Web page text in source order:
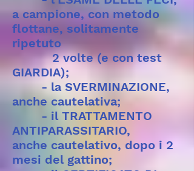
a campione, con metodo
flottane, solitamente
ripetuto
2 volte (e con test
GIARDIA);
- la SVERMINAZIONE,
anche cautelativa;
- il TRATTAMENTO
ANTIPARASSITARIO,
anche cautelativo, dopo i 2
mesi del gattino;